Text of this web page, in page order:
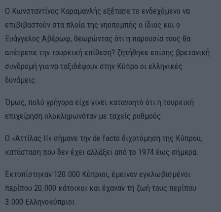
Ο Κωνσταντίνος Καραμανλής εξέτασε το ενδεχόμενο να
επιβιβαστούν στα πλοία της νηοπομπής ο ίδιος και ο
Ευάγγελος Αβέρωφ, θεωρώντας ότι η παρουσία τους θα
απέτρεπε την τουρκική επίθεση? ζητήθηκε επίσης βρετανική
συνδρομή για να ταξιδέψουν στην Κύπρο οι ελληνικές
δυνάμεις.
Όμως, πολύ γρήγορα είχε γίνει κατανοητό ότι η τουρκική
επιχείρηση ολοκληρωνόταν με ταχείς ρυθμούς.
Ο «Αττίλας ΙΙ» σήμανε την de facto διχοτόμηση της Κύπρου,
κατάσταση που δεν έχει αλλάξει από το 1974 έως σήμερα.
Εκτοπίστηκαν 120.000 Κύπριοι, έμειναν εγκλωβισμένοι
περίπου 20.000 κάτοικοι και έχαναν τη ζωή τους περίπου
3.000 Ελληνοκύπριοι.